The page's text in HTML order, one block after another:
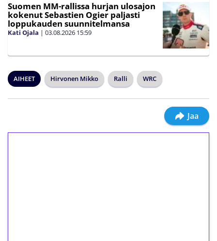
Suomen MM-rallissa hurjan ulosajon
kokenut Sebastien Ogier paljasti
loppukauden suunnitelmansa
Kati Ojala | 03.08.2026 15:59
AIHEET Hirvonen Mikko Ralli WRC
Jaa